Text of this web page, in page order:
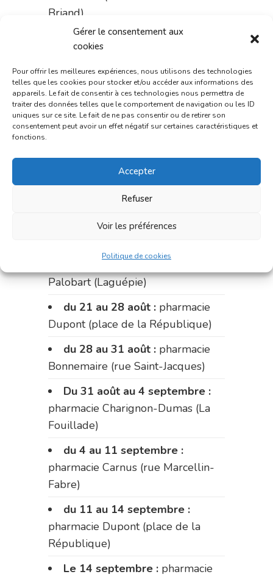
Gérer le consentement aux
cookies
Pour offrir les meilleures expériences, nous utilisons des technologies
telles que les cookies pour stocker et/ou accéder aux informations des
appareils. Le fait de consentir à ces technologies nous permettra de
traiter des données telles que le comportement de navigation ou les ID
uniques sur ce site. Le fait de ne pas consentir ou de retirer son
consentement peut avoir un effet négatif sur certaines caractéristiques et
fonctions.
Accepter
Refuser
Voir les préférences
Politique de cookies
Briand)
du 31 juillet au 3 août :
du 3 au 7 août :pharmacie
Charignon-Dumas (La Fouillade)
du 7 au 14 août :pharmacie
du 15 au 17 août :
du marché (2 allées Aristide
Le 17 août :pharmacie
Palobart (Laguépie)
du 21 au 28 août : pharmacie
Dupont (place de la République)
du 28 au 31 août : pharmacie
Bonnemaire (rue Saint-Jacques)
Du 31 août au 4 septembre :
pharmacie Charignon-Dumas (La
Fouillade)
du 4 au 11 septembre :
pharmacie Carnus (rue Marcellin-
Fabre)
du 11 au 14 septembre :
pharmacie Dupont (place de la
République)
Le 14 septembre : pharmacie